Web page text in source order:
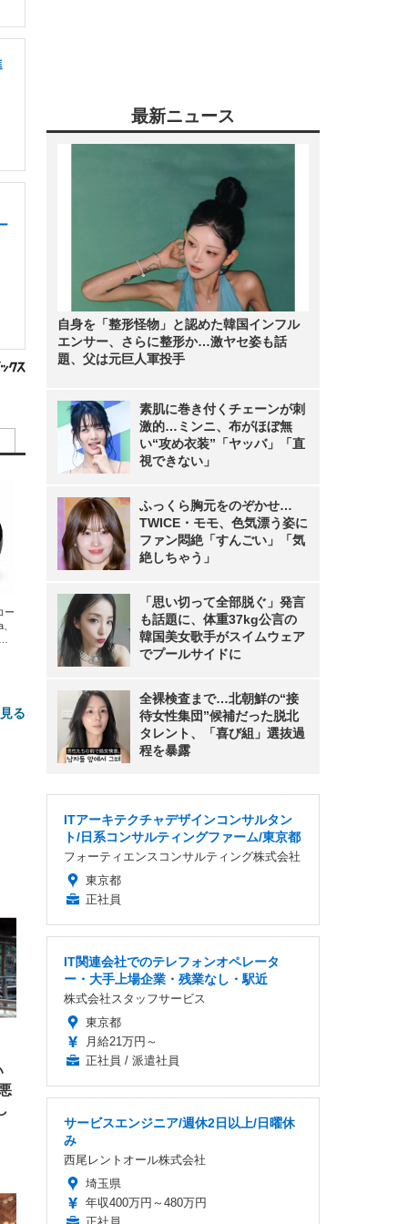
ー
る
パ
さ
(3
ー)
最新ニュース
自身を「整形怪物」と認めた韓国インフル
エンサー、さらに整形か…激ヤセ姿も話
題、父は元巨人軍投手
素肌に巻き付くチェーンが刺
激的…ミンニ、布がほぼ無
い“攻め衣装”「ヤッバ」「直
視できない」
ふっくら胸元をのぞかせ…
TWICE・モモ、色気漂う姿に
ファン悶絶「すんごい」「気
絶しちゃう」
「思い切って全部脱ぐ」発言
も話題に、体重37kg公言の
韓国美女歌手がスイムウェア
でプールサイドに
全裸検査まで…北朝鮮の“接
待女性集団”候補だった脱北
タレント、「喜び組」選抜過
程を暴露
ITアーキテクチャデザインコンサルタン
ト/日系コンサルティングファーム/東京都
フォーティエンスコンサルティング株式会社
東京都
正社員
IT関連会社でのテレフォンオペレータ
ー・大手上場企業・残業なし・駅近
株式会社スタッフサービス
東京都
月給21万円～
正社員 / 派遣社員
サービスエンジニア/週休2日以上/日曜休
み
西尾レントオール株式会社
埼玉県
年収400万円～480万円